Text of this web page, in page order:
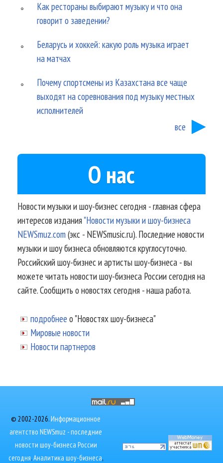
Как рестораны выбирают музыку и что она
говорит о заведении?
Беларусь и хоккей: какую роль музыка играет
на матчах
Почему спортсмены из Казахстана все чаще
выходят на соревнования под музыку местных
исполнителей
все
О нас
Новости музыки и шоу-бизнес сегодня - главная сфера
интересов издания"Новости музыки и шоу-бизнеса
NEWSmuz.com(экс - NEWSmusic.ru). Последние новости
музыки и шоу бизнеса обновляются круглосуточно.
Российский шоу-бизнес и артисты шоу-бизнеса - вы
можете читать новости шоу-бизнеса России сегодня на
сайте. Сообщить о новостях сегодня - наша работа.
подробнее о "Новостях шоу-бизнеса"
Мировые новости
Новости партнеров
© 2002-2026.Информационное
агентство NEWSmuz - последние
новости шоу-бизнеса России
сегодня.Аналитика шоу-бизнеса,